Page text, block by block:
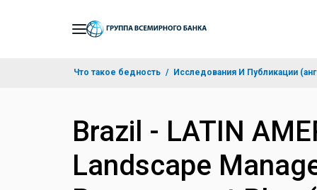
Что такое бедность Исследования И Публикации
Brazil - LATIN
Landscape